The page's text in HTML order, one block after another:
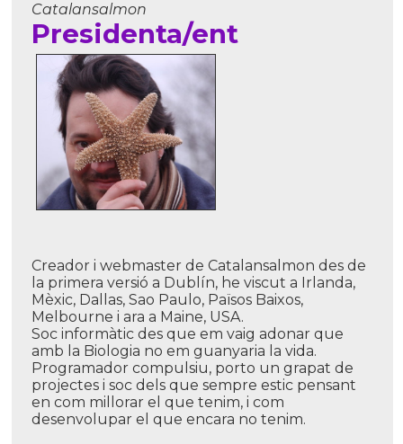
Catalansalmon
Presidenta/ent
Creador i webmaster de Catalansalmon des de
la primera versió a Dublí­n, he viscut a Irlanda,
Mèxic, Dallas, Sao Paulo, Països Baixos,
Melbourne i ara a Maine, USA.
Soc informàtic des que em vaig adonar que
amb la Biologia no em guanyaria la vida.
Programador compulsiu, porto un grapat de
projectes i soc dels que sempre estic pensant
en com millorar el que tenim, i com
desenvolupar el que encara no tenim.